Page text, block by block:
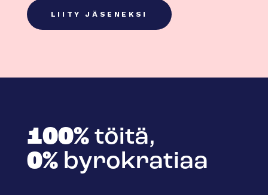
LIITY JÄSENEKSI
100%töitä,
0%byrokratiaa